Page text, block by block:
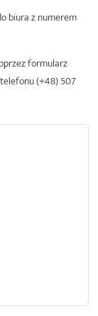
biura z numerem
formularz
(+48) 507